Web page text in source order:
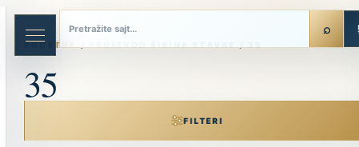
Skip
content
POČETNA
35
FILTERI